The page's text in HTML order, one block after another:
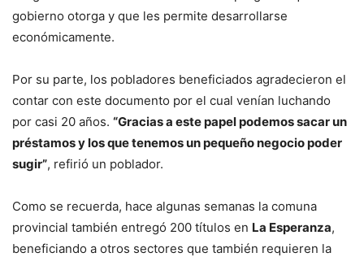
gobierno otorga y que les permite desarrollarse
económicamente.
Por su parte, los pobladores beneficiados agradecieron el
contar con este documento por el cual venían luchando
por casi 20 años. “Gracias a este papel podemos sacar un
préstamos y los que tenemos un pequeño negocio poder
sugir”, refirió un poblador.
Como se recuerda, hace algunas semanas la comuna
provincial también entregó 200 títulos en La Esperanza,
beneficiando a otros sectores que también requieren la